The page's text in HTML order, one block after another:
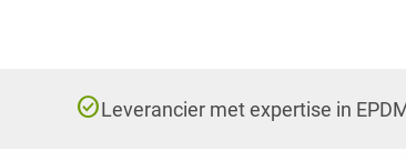
check_circleLeverancier met expertise in